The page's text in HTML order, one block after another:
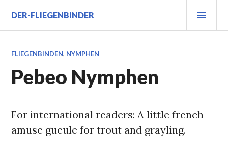
Inhalt
springen
DER-FLIEGENBINDER
FLIEGENBINDEN, NYMPHEN
Pebeo Nymphen
For international readers: A little french
amuse gueule for trout and grayling.